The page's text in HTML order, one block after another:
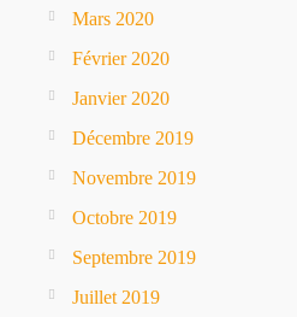
Mars 2020
Février 2020
Janvier 2020
Décembre 2019
Novembre 2019
Octobre 2019
Septembre 2019
Juillet 2019